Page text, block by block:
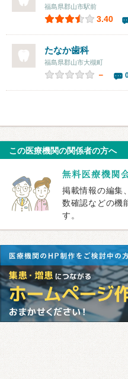
福島県郡山市駅前
3.40
たなか歯科
福島県郡山市大槻町
－
この医療機関の関係者の方へ
掲載情報の編集
数確認などの機
す。